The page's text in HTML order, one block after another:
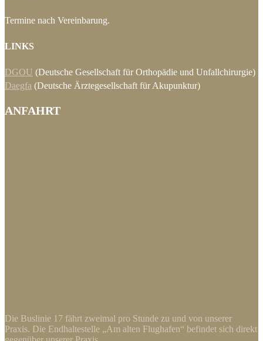
Termine nach Vereinbarung.
LINKS
DGOU (Deutsche Gesellschaft für Orthopädie und Unfallchirurgie)
Daegfa (Deutsche Ärztegesellschaft für Akupunktur)
ANFAHRT
Die Buslinie 17 fährt zweimal pro Stunde zu und von unserer
Praxis. Die Endhaltestelle „Am alten Flughafen“ befindet sich direkt